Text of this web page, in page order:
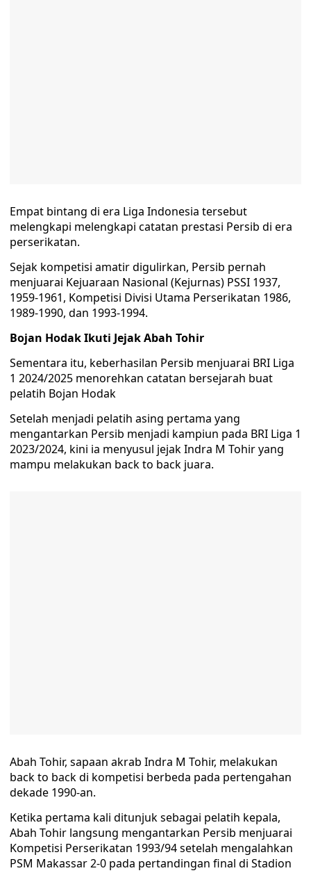
Empat bintang di era Liga Indonesia tersebut
melengkapi melengkapi catatan prestasi Persib di era
perserikatan.
Sejak kompetisi amatir digulirkan, Persib pernah
menjuarai Kejuaraan Nasional (Kejurnas) PSSI 1937,
1959-1961, Kompetisi Divisi Utama Perserikatan 1986,
1989-1990, dan 1993-1994.
Bojan Hodak Ikuti Jejak Abah Tohir
Sementara itu, keberhasilan Persib menjuarai BRI Liga
1 2024/2025 menorehkan catatan bersejarah buat
pelatih Bojan Hodak
Setelah menjadi pelatih asing pertama yang
mengantarkan Persib menjadi kampiun pada BRI Liga 1
2023/2024, kini ia menyusul jejak Indra M Tohir yang
mampu melakukan back to back juara.
Abah Tohir, sapaan akrab Indra M Tohir, melakukan
back to back di kompetisi berbeda pada pertengahan
dekade 1990-an.
Ketika pertama kali ditunjuk sebagai pelatih kepala,
Abah Tohir langsung mengantarkan Persib menjuarai
Kompetisi Perserikatan 1993/94 setelah mengalahkan
PSM Makassar 2-0 pada pertandingan final di Stadion